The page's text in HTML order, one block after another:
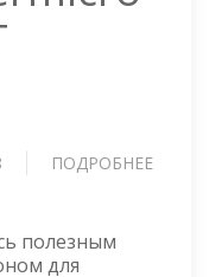
ПОДРОБНЕЕ
полезным
для